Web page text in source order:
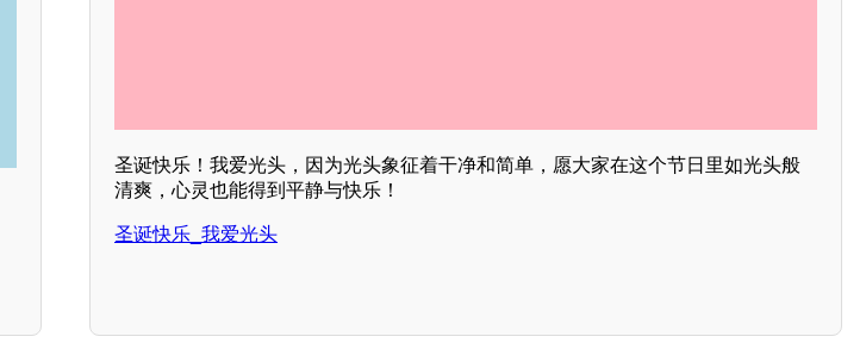
圣诞快乐！我爱光头，因为光头象征着干净和简单，愿大家在这个节日里如光头般
清爽，心灵也能得到平静与快乐！
圣诞快乐_我爱光头